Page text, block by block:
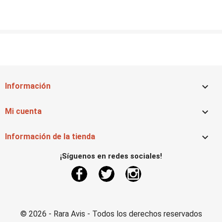
Información 
Mi cuenta 
Información de la tienda 
¡Síguenos en redes sociales!
FacebookTwitter
© 2026 - Rara Avis - Todos los derechos reservados